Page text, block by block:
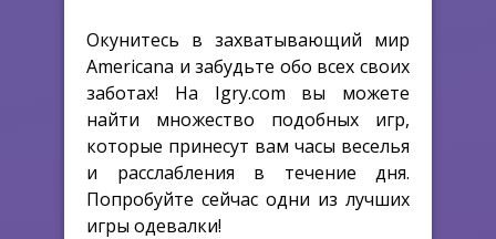
Окунитесь в захватывающий мир
Americana и забудьте обо всех своих
заботах! На Igry.com вы можете
найти множество подобных игр,
которые принесут вам часы веселья
и расслабления в течение дня.
Попробуйте сейчас одни из лучших
игры одевалки!